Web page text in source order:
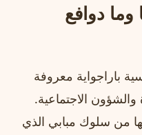
دوافع
باراجواية معروفة
الاجتماعية.
من سلوك مبابي الذي